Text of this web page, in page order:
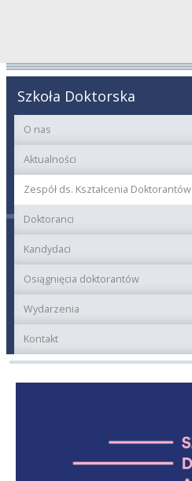
Szkoła Doktorska
O nas
Aktualności
Zespół ds. Kształcenia Doktorantów
Doktoranci
Kandydaci
Osiągnięcia doktorantów
Wydarzenia
Kontakt